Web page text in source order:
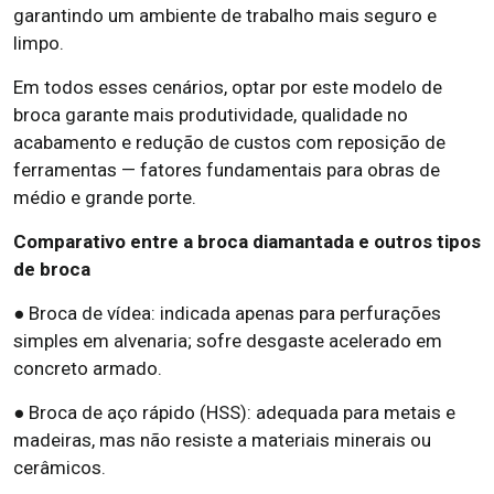
garantindo um ambiente de trabalho mais seguro e
limpo.
Em todos esses cenários, optar por este modelo de
broca garante mais produtividade, qualidade no
acabamento e redução de custos com reposição de
ferramentas — fatores fundamentais para obras de
médio e grande porte.
Comparativo entre a broca diamantada e outros tipos
de broca
● Broca de vídea: indicada apenas para perfurações
simples em alvenaria; sofre desgaste acelerado em
concreto armado.
● Broca de aço rápido (HSS): adequada para metais e
madeiras, mas não resiste a materiais minerais ou
cerâmicos.